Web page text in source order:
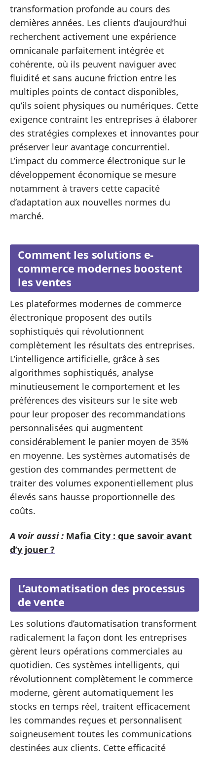
transformation profonde au cours des
dernières années. Les clients d’aujourd’hui
recherchent activement une expérience
omnicanale parfaitement intégrée et
cohérente, où ils peuvent naviguer avec
fluidité et sans aucune friction entre les
multiples points de contact disponibles,
qu’ils soient physiques ou numériques. Cette
exigence contraint les entreprises à élaborer
des stratégies complexes et innovantes pour
préserver leur avantage concurrentiel.
L’impact du commerce électronique sur le
développement économique se mesure
notamment à travers cette capacité
d’adaptation aux nouvelles normes du
marché.
Comment les solutions e-
commerce modernes boostent
les ventes
Les plateformes modernes de commerce
électronique proposent des outils
sophistiqués qui révolutionnent
complètement les résultats des entreprises.
L’intelligence artificielle, grâce à ses
algorithmes sophistiqués, analyse
minutieusement le comportement et les
préférences des visiteurs sur le site web
pour leur proposer des recommandations
personnalisées qui augmentent
considérablement le panier moyen de 35%
en moyenne. Les systèmes automatisés de
gestion des commandes permettent de
traiter des volumes exponentiellement plus
élevés sans hausse proportionnelle des
coûts.
A voir aussi : Mafia City : que savoir avant
d’y jouer ?
L’automatisation des processus
de vente
Les solutions d’automatisation transforment
radicalement la façon dont les entreprises
gèrent leurs opérations commerciales au
quotidien. Ces systèmes intelligents, qui
révolutionnent complètement le commerce
moderne, gèrent automatiquement les
stocks en temps réel, traitent efficacement
les commandes reçues et personnalisent
soigneusement toutes les communications
destinées aux clients. Cette efficacité